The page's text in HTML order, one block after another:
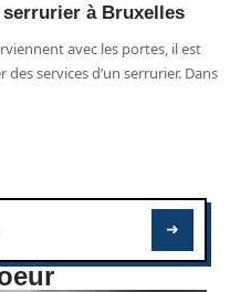
à Bruxelles
avec les portes, il est
services d’un serrurier. Dans